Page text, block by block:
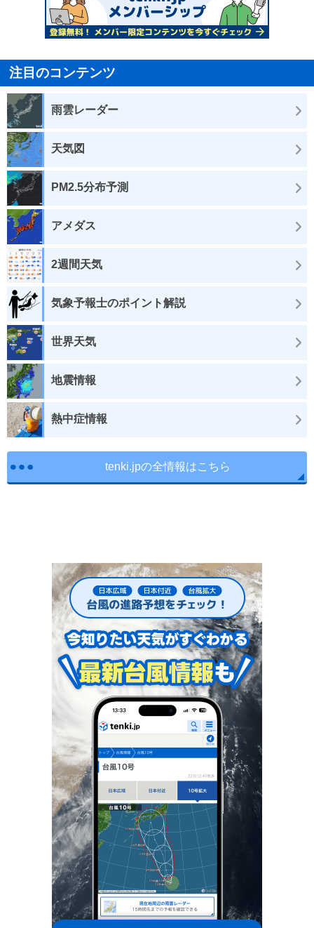
注目のコンテンツ
雨雲レーダー
天気図
PM2.5分布予測
アメダス
2週間天気
気象予報士のポイント解説
世界天気
地震情報
熱中症情報
tenki.jpの全情報はこちら